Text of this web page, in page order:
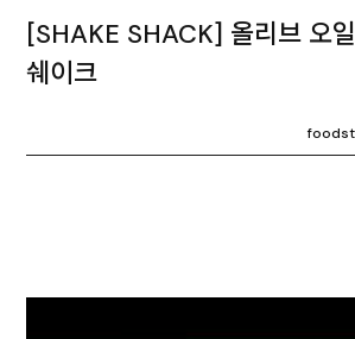
[SHAKE SHACK] 올리브 오
쉐이크